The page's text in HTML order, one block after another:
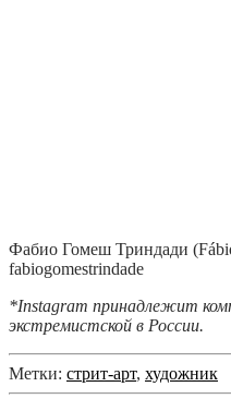
Фабио Гомеш Триндади
fabiogomestrindade
*Instagram принадлежит
экстремистской в России.
Метки: стрит-арт, художник